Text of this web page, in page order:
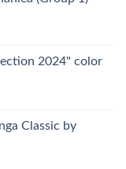
2024" color
Classic by